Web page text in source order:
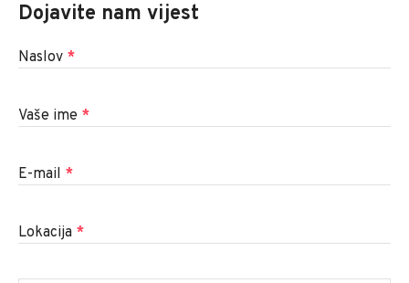
Dojavite nam vijest
Naslov *
Vaše ime *
E-mail *
Lokacija *